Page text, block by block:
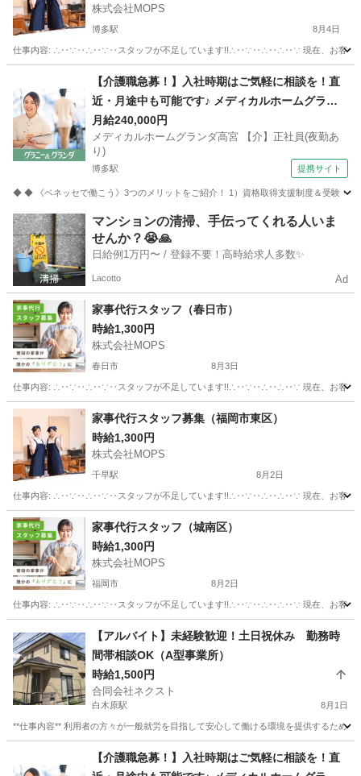
株式会社MOPS
博多駅 8月4日
仕事内容: ∴‥∵‥∴‥∵‥スタッフが不足しています!!∴‥∵‥∴‥∴‥∵ 現在、お客様から多
博多駅 その他 スタッフ
【介護職急募！】入社時期はご気軽に相談を！直
近・月途中も可能です♪ メディカルホームグラン
ダ高宮 【介】正社員(夜勤あり) 老人介護施設スタ
ッフ
月給240,000円
メディカルホームグランダ高宮 【介】正社員(夜勤あ
り)
博多駅 提携サイト
◆ ◆ 《ベネッセで働こう》3つのメリットをご紹介！ 1）資格取得支援制度＆受験・
福岡 福岡市 博多駅 介護
マンションの清掃、手伝ってくれる人いま
せんか？😭🙏
日給例1万円〜 / 登録不要！高時給求人多数✨
Lacotto Ad
家事代行スタッフ（春日市）
時給1,300円
株式会社MOPS
春日市 8月3日
仕事内容: ∴‥∵‥∴‥∵‥スタッフが不足しています!!∴‥∵‥∴‥∴‥∵ 現在、お客様から多
福岡 春日市 ホームヘルパー スタッフ
家事代行スタッフ募集（福岡市東区）
時給1,300円
株式会社MOPS
千早駅 8月2日
仕事内容: ∴‥∵‥∴‥∵‥スタッフが不足しています!!∴‥∵‥∴‥∴‥∵ 現在、お客様から多
福岡 福岡市 千早駅 その他 スタッフ
家事代行スタッフ（城南区）
時給1,300円
株式会社MOPS
福岡市 8月2日
仕事内容: ∴‥∵‥∴‥∵‥スタッフが不足しています!!∴‥∵‥∴‥∴‥∵ 現在、お客様から多
ホームヘルパー スタッフ
【アルバイト】未経験歓迎！土日祝休み 勤務時
間帯相談OK（A型事業所）
時給1,500円
合同会社ネクスト
白木原駅 8月1日
**仕事内容** 利用者の方々が一般就労を目指して安心して働ける環境を提供するため
白木原駅 その他 業務
【介護職急募！】入社時期はご気軽に相談を！直